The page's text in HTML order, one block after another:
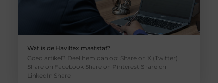
Wat is de Haviltex maatstaf?
Goed artikel? Deel hem dan op: Share on X (Twitter)
Share on Facebook Share on Pinterest Share on
LinkedIn Share